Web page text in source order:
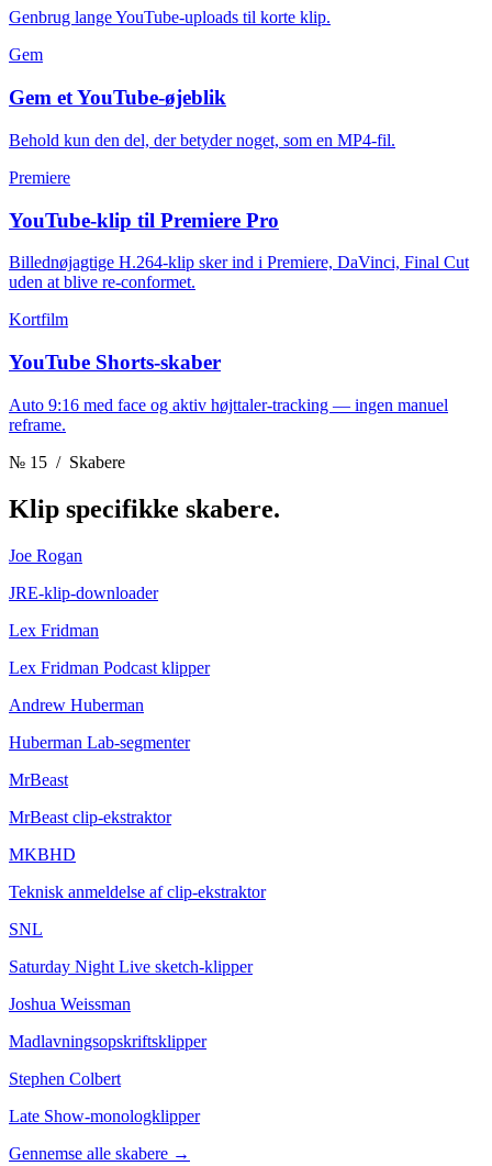
Genbrug lange YouTube-uploads til korte klip.
Gem
Gem et YouTube-øjeblik
Behold kun den del, der betyder noget, som en MP4-fil.
Premiere
YouTube-klip til Premiere Pro
Billednøjagtige H.264-klip sker ind i Premiere, DaVinci, Final Cut
uden at blive re-conformet.
Kortfilm
YouTube Shorts-skaber
Auto 9:16 med face og aktiv højttaler-tracking — ingen manuel
reframe.
№ 15 / Skabere
Klip specifikke skabere.
Joe Rogan
JRE-klip-downloader
Lex Fridman
Lex Fridman Podcast klipper
Andrew Huberman
Huberman Lab-segmenter
MrBeast
MrBeast clip-ekstraktor
MKBHD
Teknisk anmeldelse af clip-ekstraktor
SNL
Saturday Night Live sketch-klipper
Joshua Weissman
Madlavningsopskriftsklipper
Stephen Colbert
Late Show-monologklipper
Gennemse alle skabere →